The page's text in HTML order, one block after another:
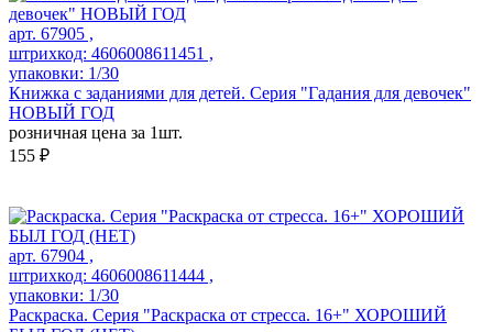
арт. 67905 ,
штрихкод: 4606008611451 ,
упаковки: 1/30
Книжка с заданиями для детей. Серия "Гадания для девочек"
НОВЫЙ ГОД
розничная цена за 1шт.
155 ₽
арт. 67904 ,
штрихкод: 4606008611444 ,
упаковки: 1/30
Раскраска. Серия "Раскраска от стресса. 16+" ХОРОШИЙ